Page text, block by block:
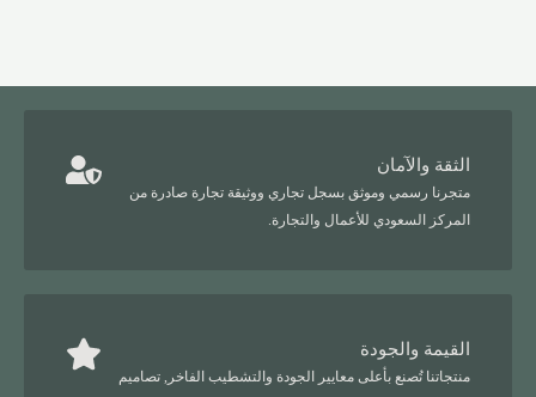
الثقة والآمان
متجرنا رسمي وموثق بسجل تجاري ووثيقة تجارة صادرة من
المركز السعودي للأعمال والتجارة.
القيمة والجودة
منتجاتنا تُصنع بأعلى معايير الجودة والتشطيب الفاخر, تصاميم